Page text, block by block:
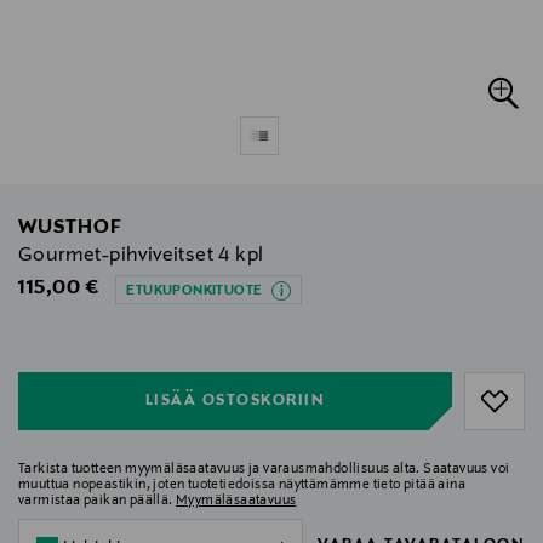
WUSTHOF
Gourmet-pihviveitset 4 kpl
Original Price
115,00 € ETUKUPONKITUOTE
LISÄÄ OSTOSKORIIN
Tarkista tuotteen myymäläsaatavuus ja varausmahdollisuus alta. Saatavuus voi
muuttua nopeastikin, joten tuotetiedoissa näyttämämme tieto pitää aina
varmistaa paikan päällä. Myymäläsaatavuus